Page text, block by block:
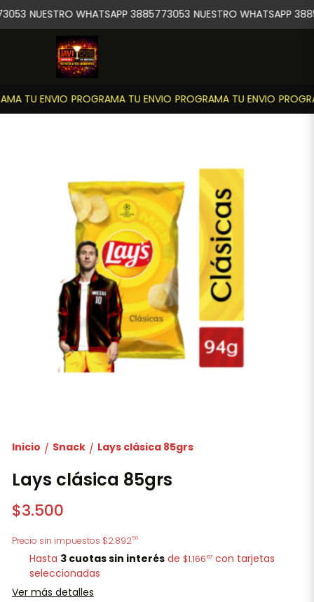
TU ENVIO PROGRAMA TU ENVIO PROGRAMA TU ENVIO
NUESTRO WHATSAPP 3885773053 NUESTRO WHATSAPP
Inicio / Snack / Lays clásica 85grs
Lays clásica 85grs
$3.500
Precio sin impuestos $2.89256
Hasta 3 cuotas sin interés de $1.166 67 con tarjetas
seleccionadas
Ver más detalles